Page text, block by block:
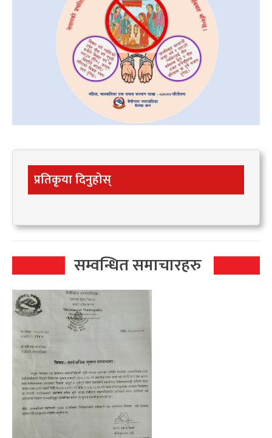
प्रतिकृया दिनुहोस्
सम्वन्धित समाचारहरु